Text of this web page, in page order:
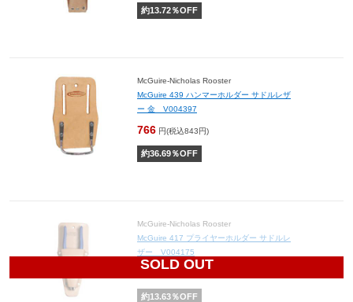
約13.72％OFF
McGuire-Nicholas Rooster
McGuire 439 ハンマーホルダー サドルレザ
ー 金 V004397
766 円(税込843円)
約36.69％OFF
SOLD OUT
McGuire-Nicholas Rooster
McGuire 417 プライヤーホルダー サドルレ
ザー V004175
786
約13.63％OFF